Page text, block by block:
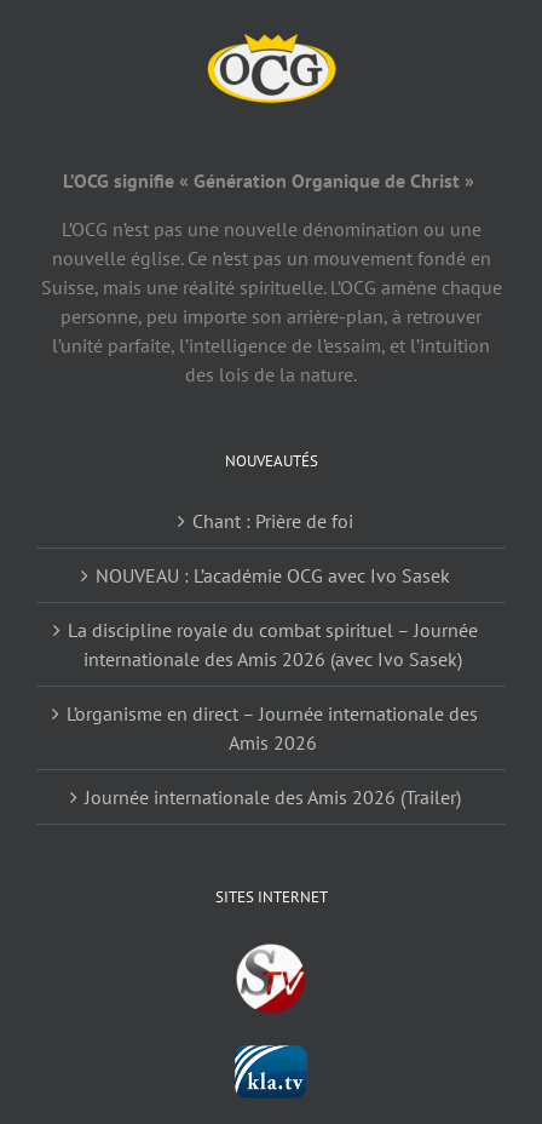
L’OCG signifie « Génération Organique de Christ »
L’OCG n’est pas une nouvelle dénomination ou une
nouvelle église. Ce n’est pas un mouvement fondé en
Suisse, mais une réalité spirituelle. L’OCG amène chaque
personne, peu importe son arrière-plan, à retrouver
l’unité parfaite, l’intelligence de l’essaim, et l’intuition
des lois de la nature.
NOUVEAUTÉS
Chant : Prière de foi
NOUVEAU : L’académie OCG avec Ivo Sasek
La discipline royale du combat spirituel – Journée
internationale des Amis 2026 (avec Ivo Sasek)
L’organisme en direct – Journée internationale des
Amis 2026
Journée internationale des Amis 2026 (Trailer)
SITES INTERNET